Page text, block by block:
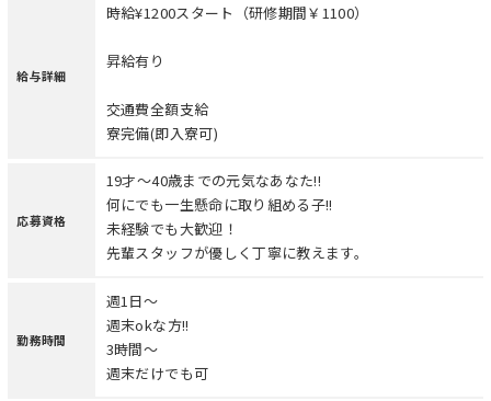
給与詳細
時給¥1200スタート（研修期間￥1100）
昇給有り
交通費全額支給
寮完備(即入寮可)
応募資格
19才～40歳までの元気なあなた!!
何にでも一生懸命に取り組める子!!
未経験でも大歓迎！
先輩スタッフが優しく丁寧に教えます。
勤務時間
週1日〜
週末okな方!!
3時間〜
週末だけでも可